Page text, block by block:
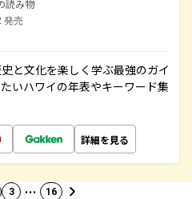
読み物
発売
と文化を楽しく学ぶ最強のガイ
いハワイの年表やキーワード集
詳細を見る
3 … 16